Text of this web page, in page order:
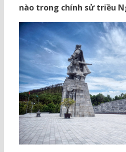
nào trong chính sử triều